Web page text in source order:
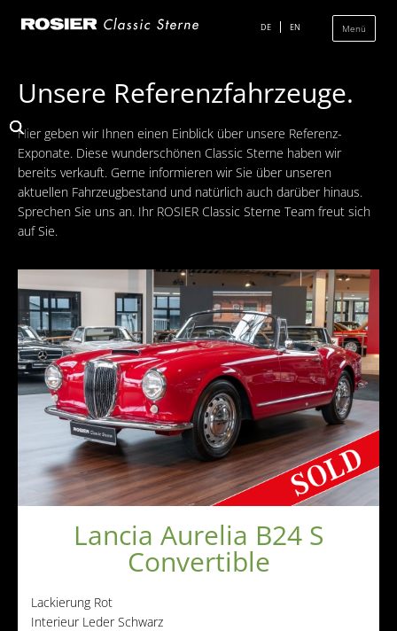
DE EN Menü
überspringen
Geschichte
Die Ausstellung
Team
Ankauf und Kommission
Die Ausstellung
Die Fahrzeuge
Fahrzeuge Mercedes
Andere Marken
Verkaufte Fahrzeuge
Kontakt
Impressum
Datenschutz
AGB
Unsere Referenzfahrzeuge.
Hier geben wir Ihnen einen Einblick über unsere Referenz-
Exponate. Diese wunderschönen Classic Sterne haben wir
bereits verkauft. Gerne informieren wir Sie über unseren
aktuellen Fahrzeugbestand und natürlich auch darüber hinaus.
Sprechen Sie uns an. Ihr ROSIER Classic Sterne Team freut sich
auf Sie.
Lancia Aurelia B24 S
Convertible
Lackierung Rot
Interieur Leder Schwarz